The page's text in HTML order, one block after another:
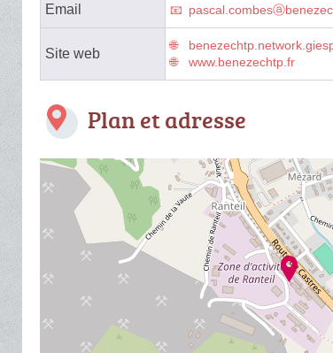
Email
Site web
www.benezechtp.fr
Plan et adresse